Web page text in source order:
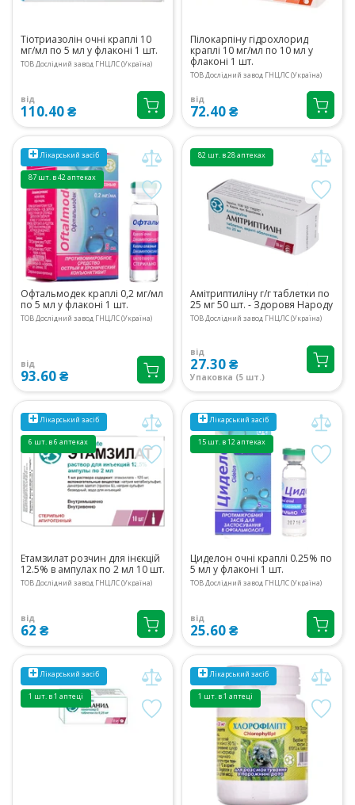
Тіотриазолін очні краплі 10
мг/мл по 5 мл у флаконі 1 шт.
ТОВ Дослідний завод ГНЦЛС (Україна)
від
110.40 ₴
Пілокарпіну гідрохлорид
краплі 10 мг/мл по 10 мл у
флаконі 1 шт.
ТОВ Дослідний завод ГНЦЛС (Україна)
від
72.40 ₴
Лікарський засіб
87 шт. в 42 аптеках
Офтальмодек краплі 0,2 мг/мл
по 5 мл у флаконі 1 шт.
ТОВ Дослідний завод ГНЦЛС (Україна)
від
93.60 ₴
82 шт. в 28 аптеках
Амітриптиліну г/г таблетки по
25 мг 50 шт. - Здоровя Народу
ТОВ Дослідний завод ГНЦЛС (Україна)
від
27.30 ₴
Упаковка (5 шт.)
Лікарський засіб
6 шт. в 6 аптеках
Етамзилат розчин для інєкцій
12.5% в ампулах по 2 мл 10 шт.
ТОВ Дослідний завод ГНЦЛС (Україна)
від
62 ₴
Лікарський засіб
15 шт. в 12 аптеках
Циделон очні краплі 0.25% по
5 мл у флаконі 1 шт.
ТОВ Дослідний завод ГНЦЛС (Україна)
від
25.60 ₴
Лікарський засіб
1 шт. в 1 аптеці
Лікарський засіб
1 шт. в 1 аптеці